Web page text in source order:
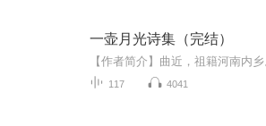
一壶月光诗集（完结）
117 4041